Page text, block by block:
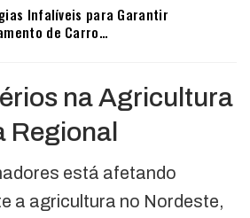
Infalíveis para Garantir
de Carro…
na Agricultura
Regional
está afetando
a agricultura no Nordeste,